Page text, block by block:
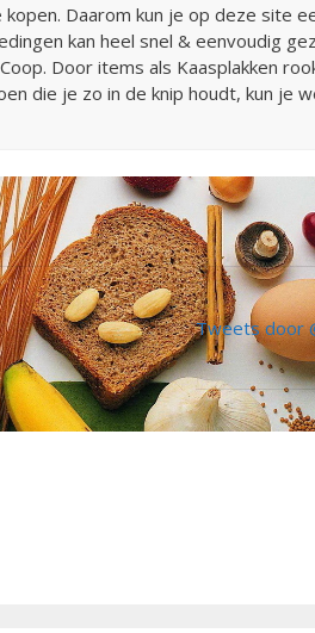
Daarom kun je op deze site
kan heel snel & eenvoudig
Door items als Kaasplakken
die je zo in de knip houdt, kun je
Tweets door